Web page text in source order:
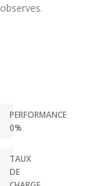
observes.
PERFORMANCE
0%
TAUX
DE